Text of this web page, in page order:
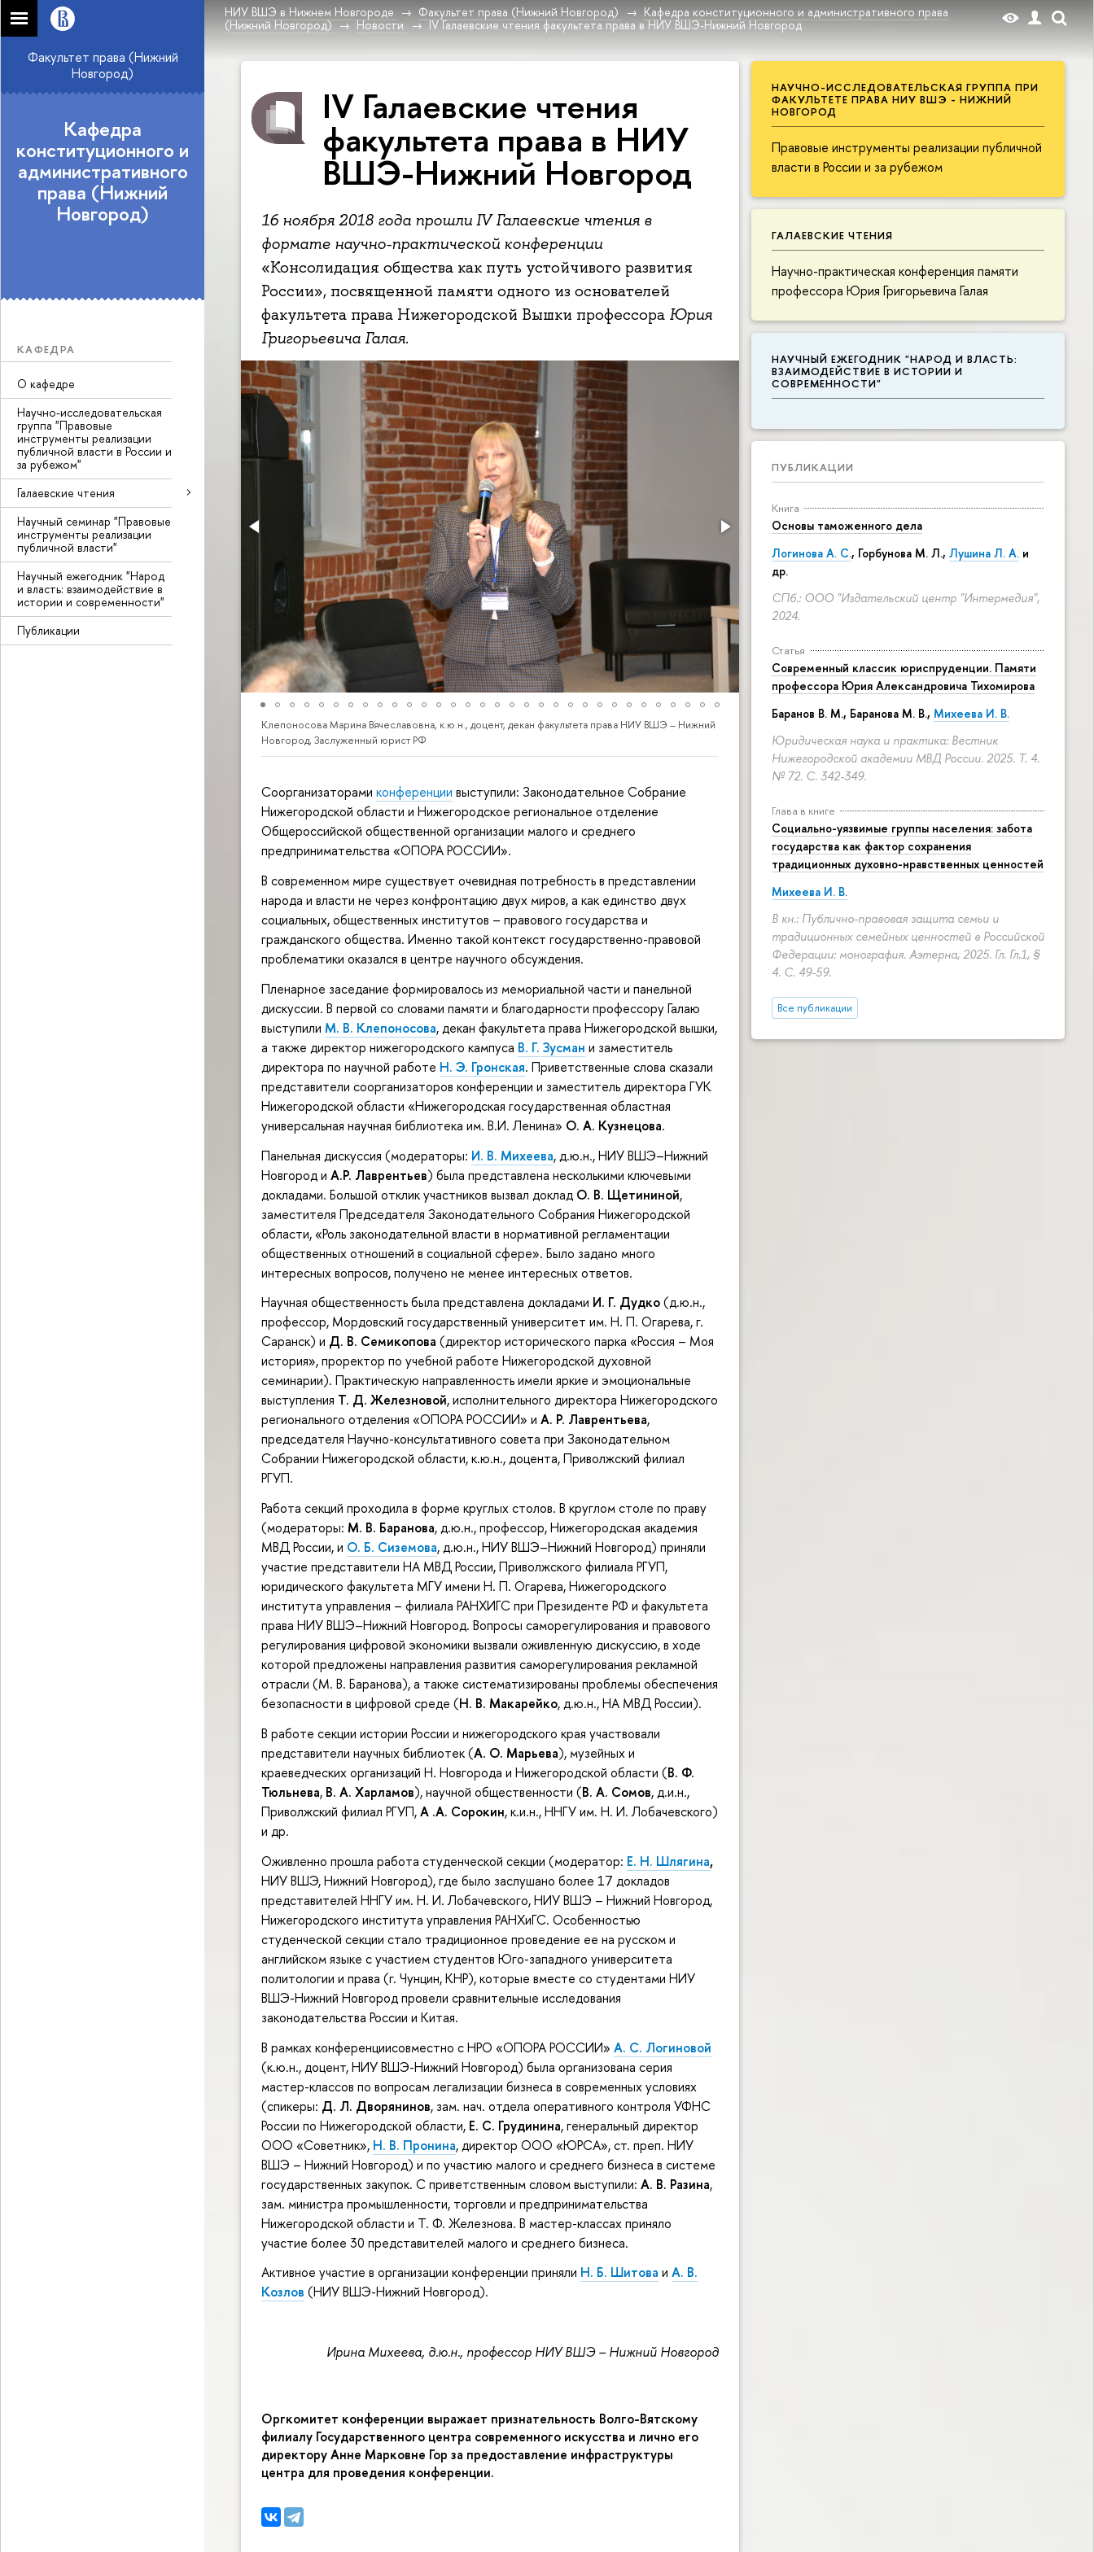
НИУ ВШЭ в Нижнем Новгороде Факультет права (Нижний Новгород)
Кафедра конституционного и административного права
(Нижний Новгород)
Новости IV Галаевские чтения факультета права в НИУ ВШЭ-Нижний Новгород
Факультет права (Нижний
Новгород)
Кафедра
конституционного и
административного
права (Нижний
Новгород)
КАФЕДРА
О кафедре
Научно-исследовательская
группа "Правовые
инструменты реализации
публичной власти в России и
за рубежом"
Галаевские чтения
Научный семинар "Правовые
инструменты реализации
публичной власти"
Научный ежегодник "Народ
и власть: взаимодействие в
истории и современности"
Публикации
НАУЧНО-ИССЛЕДОВАТЕЛЬСКАЯ ГРУППА ПРИ
ФАКУЛЬТЕТЕ ПРАВА НИУ ВШЭ - НИЖНИЙ
НОВГОРОД
Правовые инструменты реализации публичной
власти в России и за рубежом
ГАЛАЕВСКИЕ ЧТЕНИЯ
Научно-практическая конференция памяти
профессора Юрия Григорьевича Галая
НАУЧНЫЙ ЕЖЕГОДНИК "НАРОД И ВЛАСТЬ:
ВЗАИМОДЕЙСТВИЕ В ИСТОРИИ И
СОВРЕМЕННОСТИ"
ПУБЛИКАЦИИ
Книга
Основы таможенного дела
Логинова А. С., Горбунова М. Л., Лушина Л. А. и
др.
СПб.: ООО "Издательский центр "Интермедия",
2024.
Статья
Современный классик юриспруденции. Памяти
профессора Юрия Александровича Тихомирова
Баранов В. М., Баранова М. В., Михеева И. В.
Юридическая наука и практика: Вестник
Нижегородской академии МВД России. 2025. Т. 4.
№ 72. С. 342-349.
Глава в книге
Социально-уязвимые группы населения: забота
государства как фактор сохранения
традиционных духовно-нравственных ценностей
Михеева И. В.
В кн.: Публично-правовая защита семьи и
традиционных семейных ценностей в Российской
Федерации: монография. Аэтерна, 2025. Гл. Гл.1, §
4. С. 49-59.
Все публикации
IV Галаевские чтения
факультета права в НИУ
ВШЭ-Нижний Новгород
16 ноября 2018 года прошли IV Галаевские чтения в
формате научно-практической конференции
«Консолидация общества как путь устойчивого развития
России», посвященной памяти одного из основателей
факультета права Нижегородской Вышки профессора Юрия
Григорьевича Галая.
Клепоносова Марина Вячеславовна, к.ю.н., доцент, декан факультета права НИУ ВШЭ – Нижний
Новгород, Заслуженный юрист РФ
Соорганизаторами конференции выступили: Законодательное Собрание
Нижегородской области и Нижегородское региональное отделение
Общероссийской общественной организации малого и среднего
предпринимательства «ОПОРА РОССИИ».
В современном мире существует очевидная потребность в представлении
народа и власти не через конфронтацию двух миров, а как единство двух
социальных, общественных институтов – правового государства и
гражданского общества. Именно такой контекст государственно-правовой
проблематики оказался в центре научного обсуждения.
Пленарное заседание формировалось из мемориальной части и панельной
дискуссии. В первой со словами памяти и благодарности профессору Галаю
выступили М. В. Клепоносова, декан факультета права Нижегородской вышки,
а также директор нижегородского кампуса В. Г. Зусман и заместитель
директора по научной работе Н. Э. Гронская. Приветственные слова сказали
представители соорганизаторов конференции и заместитель директора ГУК
Нижегородской области «Нижегородская государственная областная
универсальная научная библиотека им. В.И. Ленина» О. А. Кузнецова.
Панельная дискуссия (модераторы: И. В. Михеева, д.ю.н., НИУ ВШЭ–Нижний
Новгород и А.Р. Лаврентьев) была представлена несколькими ключевыми
докладами. Большой отклик участников вызвал доклад О. В. Щетининой,
заместителя Председателя Законодательного Собрания Нижегородской
области, «Роль законодательной власти в нормативной регламентации
общественных отношений в социальной сфере». Было задано много
интересных вопросов, получено не менее интересных ответов.
Научная общественность была представлена докладами И. Г. Дудко(д.ю.н.,
профессор, Мордовский государственный университет им. Н. П. Огарева, г.
Саранск) и Д. В. Семикопова (директор исторического парка «Россия – Моя
история», проректор по учебной работе Нижегородской духовной
семинарии). Практическую направленность имели яркие и эмоциональные
выступления Т. Д. Железновой, исполнительного директора Нижегородского
регионального отделения «ОПОРА РОССИИ» и А. Р. Лаврентьева,
председателя Научно-консультативного совета при Законодательном
Собрании Нижегородской области, к.ю.н., доцента, Приволжский филиал
РГУП.
Работа секций проходила в форме круглых столов. В круглом столе по праву
(модераторы: М. В. Баранова, д.ю.н., профессор, Нижегородская академия
МВД России, и О. Б. Сиземова, д.ю.н., НИУ ВШЭ–Нижний Новгород) приняли
участие представители НА МВД России, Приволжского филиала РГУП,
юридического факультета МГУ имени Н. П. Огарева, Нижегородского
института управления – филиала РАНХИГС при Президенте РФ и факультета
права НИУ ВШЭ–Нижний Новгород. Вопросы саморегулирования и правового
регулирования цифровой экономики вызвали оживленную дискуссию, в ходе
которой предложены направления развития саморегулирования рекламной
отрасли (М. В. Баранова), а также систематизированы проблемы обеспечения
безопасности в цифровой среде (Н. В. Макарейко, д.ю.н., НА МВД России).
В работе секции истории России и нижегородского края участвовали
представители научных библиотек (А. О. Марьева), музейных и
краеведческих организаций Н. Новгорода и Нижегородской области (В. Ф.
Тюльнева, В. А. Харламов), научной общественности (В. А. Сомов, д.и.н.,
Приволжский филиал РГУП,А .А. Сорокин, к.и.н., ННГУ им. Н. И. Лобачевского)
и др.
Оживленно прошла работа студенческой секции (модератор: Е. Н. Шлягина,
НИУ ВШЭ, Нижний Новгород), где было заслушано более 17 докладов
представителей ННГУ им. Н. И. Лобачевского, НИУ ВШЭ – Нижний Новгород,
Нижегородского института управления РАНХиГС. Особенностью
студенческой секции стало традиционное проведение ее на русском и
английском языке с участием студентов Юго-западного университета
политологии и права (г. Чунцин, КНР), которые вместе со студентами НИУ
ВШЭ-Нижний Новгород провели сравнительные исследования
законодательства России и Китая.
В рамках конференциисовместно с НРО «ОПОРА РОССИИ» А. С. Логиновой
(к.ю.н., доцент, НИУ ВШЭ-Нижний Новгород) была организована серия
мастер-классов по вопросам легализации бизнеса в современных условиях
(спикеры: Д. Л. Дворянинов, зам. нач. отдела оперативного контроля УФНС
России по Нижегородской области, Е. С. Грудинина, генеральный директор
ООО «Советник», Н. В. Пронина, директор ООО «ЮРСА», ст. преп. НИУ
ВШЭ – Нижний Новгород) и по участию малого и среднего бизнеса в системе
государственных закупок. С приветственным словом выступили: А. В. Разина,
зам. министра промышленности, торговли и предпринимательства
Нижегородской области и Т. Ф. Железнова. В мастер-классах приняло
участие более 30 представителей малого и среднего бизнеса.
Активное участие в организации конференции приняли Н. Б. Шитова и А. В.
Козлов (НИУ ВШЭ-Нижний Новгород).
Ирина Михеева, д.ю.н., профессор НИУ ВШЭ – Нижний Новгород
Оргкомитет конференции выражает признательность Волго-Вятскому
филиалу Государственного центра современного искусства и лично его
директору Анне Марковне Гор за предоставление инфраструктуры
центра для проведения конференции.